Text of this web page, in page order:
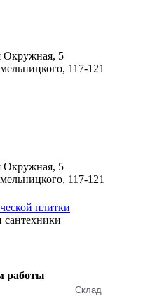
Окружная, 5
117-121
Окружная, 5
117-121
сантехники
работы
Склад